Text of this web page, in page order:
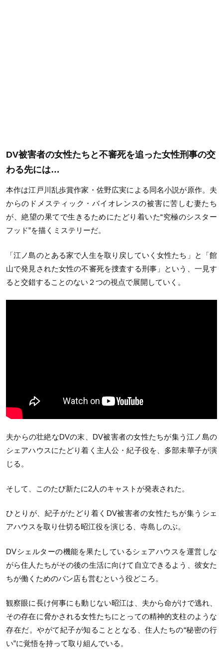
DV被害者の女性たちと不審死を追った女性刑事の交
わる先には…
本作は江戸川乱歩賞作家・佐野広実による同名小説が原作。夫
からのドメスティック・バイオレンスの被害に苦しむ妻たち
が、絶望の果てで生きるためにたどり着いた“究極のシスター
フッド”を描くミステリーだ。
「江ノ島のとある家で人生を取り戻していく女性たち」と「館
山で発見された女性の不審死を捜査する刑事」という、一見す
ると交錯することのない２つの視点で展開していく。
夫からの壮絶なDVの末、DV被害者の女性たちが集う江ノ島の
シェアハウスにたどり着く主人公・紀子役を、多部未華子が演
じる。
そして、このたび新たに2人のキャストが発表された。
ひとりが、紀子がたどり着くDV被害者の女性たちが集うシェ
アハウスを取り仕切る昭江役を演じる、寺島しのぶ。
DVシェルターの機能を果たしているシェアハウスを運営しな
がら住人たちがその後の生活に向けて自立できるよう、彼女た
ちが働くためのパン店も営むという役どころ。
観察眼に長け何事にも動じない昭江は、夫から命がけで逃れ、
その存在に脅かされる女性たちにとっての精神的支柱のような
存在だ。やがて紀子が知ることとなる、住人たちの“秘密の行
い”に覚悟を持って取り組んでいる。